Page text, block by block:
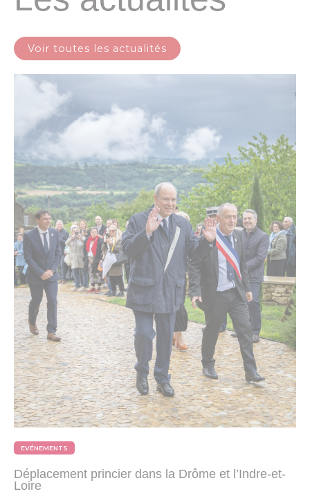
Voir toutes les actualités
EVÉNEMENTS
Déplacement princier dans la Drôme et l’Indre-et-
Loire